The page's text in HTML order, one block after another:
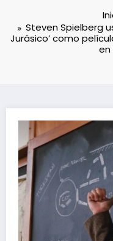
Steven Spielberg
Jurásico’ como
en